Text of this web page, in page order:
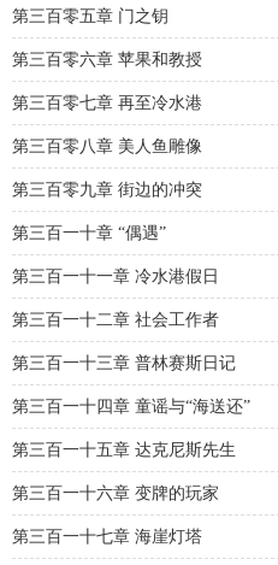
第三百零五章 门之钥
第三百零六章 苹果和教授
第三百零七章 再至冷水港
第三百零八章 美人鱼雕像
第三百零九章 街边的冲突
第三百一十章 “偶遇”
第三百一十一章 冷水港假日
第三百一十二章 社会工作者
第三百一十三章 普林赛斯日记
第三百一十四章 童谣与“海送还”
第三百一十五章 达克尼斯先生
第三百一十六章 变牌的玩家
第三百一十七章 海崖灯塔